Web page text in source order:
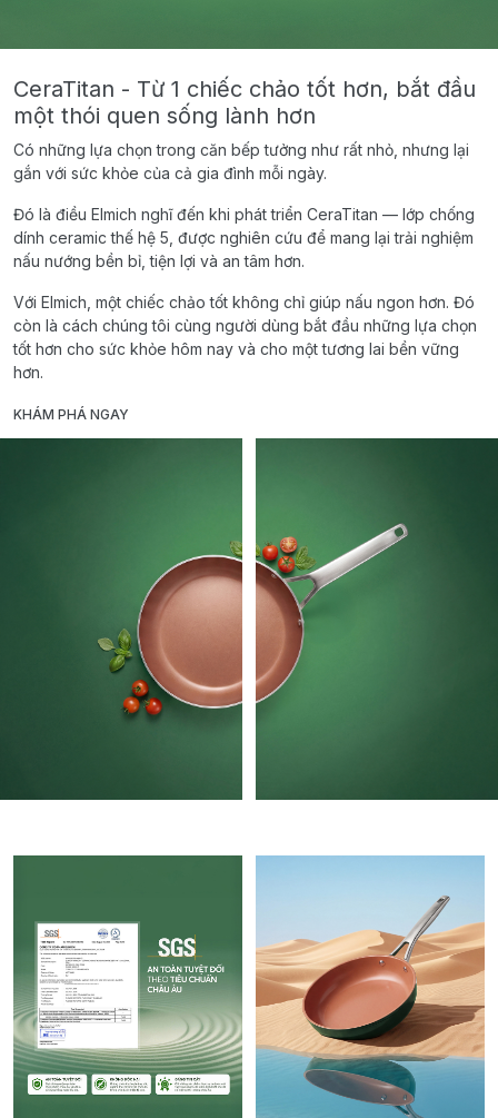
CeraTitan - Từ 1 chiếc chảo tốt hơn, bắt đầu
một thói quen sống lành hơn
Có những lựa chọn trong căn bếp tưởng như rất nhỏ, nhưng lại
gắn với sức khỏe của cả gia đình mỗi ngày.
Đó là điều Elmich nghĩ đến khi phát triển CeraTitan — lớp chống
dính ceramic thế hệ 5, được nghiên cứu để mang lại trải nghiệm
nấu nướng bền bỉ, tiện lợi và an tâm hơn.
Với Elmich, một chiếc chảo tốt không chỉ giúp nấu ngon hơn. Đó
còn là cách chúng tôi cùng người dùng bắt đầu những lựa chọn
tốt hơn cho sức khỏe hôm nay và cho một tương lai bền vững
hơn.
KHÁM PHÁ NGAY